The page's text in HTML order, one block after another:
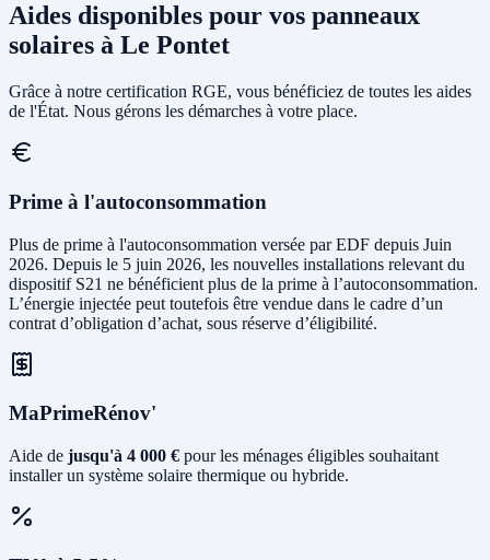
Aides disponibles pour vos panneaux
solaires à Le Pontet
Grâce à notre certification RGE, vous bénéficiez de toutes les aides
de l'État. Nous gérons les démarches à votre place.
Prime à l'autoconsommation
Plus de prime à l'autoconsommation versée par EDF depuis Juin
2026. Depuis le 5 juin 2026, les nouvelles installations relevant du
dispositif S21 ne bénéficient plus de la prime à l’autoconsommation.
L’énergie injectée peut toutefois être vendue dans le cadre d’un
contrat d’obligation d’achat, sous réserve d’éligibilité.
MaPrimeRénov'
Aide de jusqu'à 4 000 € pour les ménages éligibles souhaitant
installer un système solaire thermique ou hybride.